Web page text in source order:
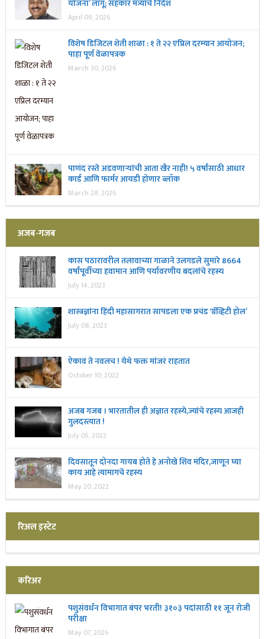
योजना’ लागू; सहकार मंत्र्यांचे निर्देश
April 09, 2026
विशेष डिजिटल शेती शाळा : १ ते २२ एप्रिल दरम्यान आयोजन;
पाहा पूर्ण वेळापत्रक
March 30, 2026
पाणंद रस्ते अडवणाऱ्यांची आता खैर नाही! ५ वर्षांसाठी आधार
कार्ड आणि फार्मर आयडी होणार ब्लॉक
March 28, 2026
अजब-गजब
कास पठारावरील तलावाच्या गाळाने उलगडले सुमारे 8664
वर्षांपूर्वीच्या हवामान आणि पर्यावरणीय बदलांचे रहस्य
July 14, 2023
शास्त्रज्ञांना हिंदी महासागरात सापडला एक प्रचंड ‘ग्रॅव्हिटी होल’
July 08, 2023
ऐकावं ते नवलच ! येथे फक्त मांजरं राहतात
October 10, 2022
अजब गजब । भारतातील ही अज्ञात रहस्ये,ज्यांचे रहस्य आजही
गुलदस्त्यात !
July 05, 2022
दिवसातून दोनदा गायब होते हे अनोखे शिव मंदिर,जाणून घ्या
काय आहे त्यामागचे रहस्य
May 20, 2022
रिअल इस्टेट
करिअर
पशुसंवर्धन विभागात बंपर भरती! ३१०३ पदांसाठी ११ जून रोजी
परीक्षा
May 07, 2026